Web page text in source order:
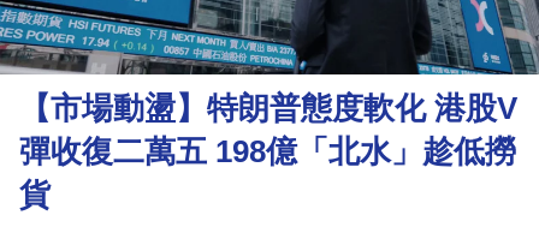
市
理
財
商
【市場動盪】特朗普態度軟化 港股V
彈收復二萬五 198億「北水」趁低撈
貨